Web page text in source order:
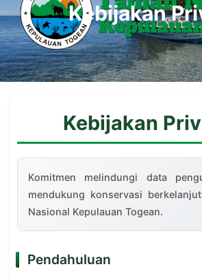
Kebijakan
Kebijakan
Komitmen melindungi data
mendukung konservasi
Nasional Kepulauan Togean.
Pendahuluan